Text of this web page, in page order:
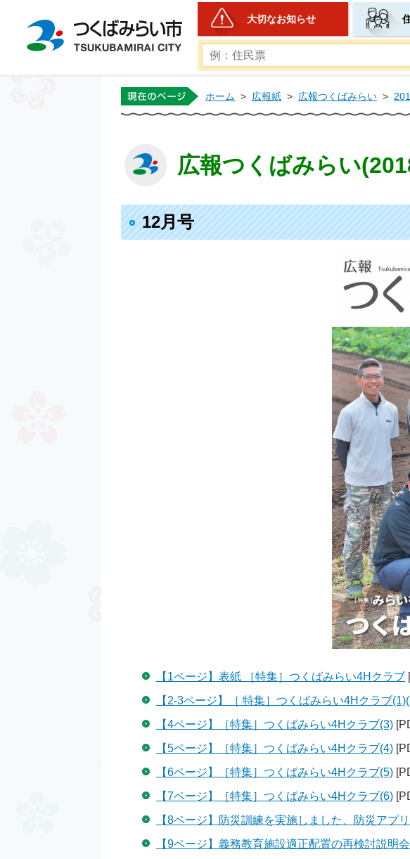
つくばみらい市公式ホームページ
大切なお知らせ
ホーム > 広報紙 > 広報つくばみらい >
広報つくばみらい
12月号
【1ページ】表紙 ［特集］つくばみらい4Hクラブ
【2-3ページ】［ 特集］つくばみらい4Hクラブ
【4ページ】［特集］つくばみらい4Hクラブ(3)
【5ページ】［特集］つくばみらい4Hクラブ(4)
【6ページ】［特集］つくばみらい4Hクラブ(5)
【7ページ】［特集］つくばみらい4Hクラブ(6)
【8ページ】防災訓練を実施しました、防災アプ
【9ページ】義務教育施設適正配置の再検討説明